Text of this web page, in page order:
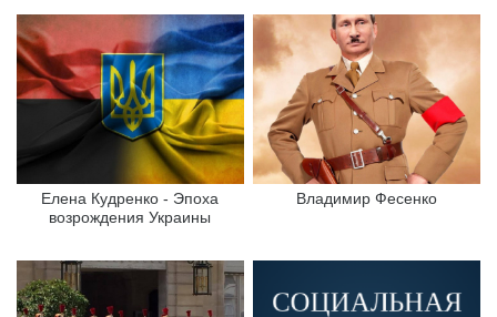
Елена Кудренко - Эпоха
возрождения Украины
Владимир Фесенко